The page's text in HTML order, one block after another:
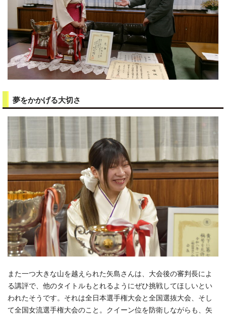
夢をかかげる大切さ
また一つ大きな山を越えられた矢島さんは、大会後の審判長によ
る講評で、他のタイトルもとれるようにぜひ挑戦してほしいとい
われたそうです。それは全日本選手権大会と全国選抜大会、そし
て全国女流選手権大会のこと。クイーン位を防衛しながらも、矢